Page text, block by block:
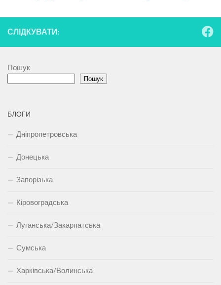
СЛІДКУВАТИ:
Пошук
Пошук
БЛОГИ
Дніпропетровська
Донецька
Запорізька
Кіровоградська
Луганська/Закарпатська
Сумська
Харківська/Волинська